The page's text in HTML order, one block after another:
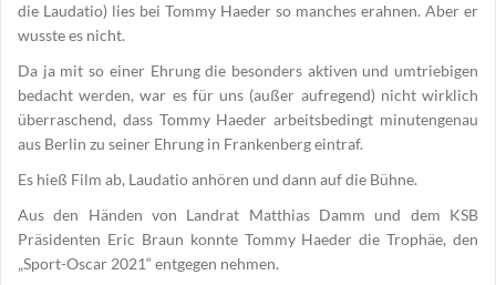
die Laudatio) lies bei Tommy Haeder so manches erahnen. Aber er
wusste es nicht.
Da ja mit so einer Ehrung die besonders aktiven und umtriebigen
bedacht werden, war es für uns (außer aufregend) nicht wirklich
überraschend, dass Tommy Haeder arbeitsbedingt minutengenau
aus Berlin zu seiner Ehrung in Frankenberg eintraf.
Es hieß Film ab, Laudatio anhören und dann auf die Bühne.
Aus den Händen von Landrat Matthias Damm und dem KSB
Präsidenten Eric Braun konnte Tommy Haeder die Trophäe, den
„Sport-Oscar 2021“ entgegen nehmen.